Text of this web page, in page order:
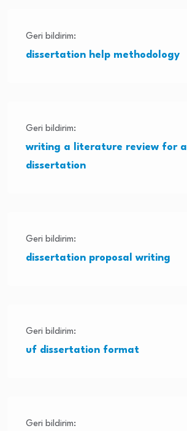
Geri bildirim:
dissertation help methodology
Geri bildirim:
writing a literature review for a
dissertation
Geri bildirim:
dissertation proposal writing
Geri bildirim:
uf dissertation format
Geri bildirim: